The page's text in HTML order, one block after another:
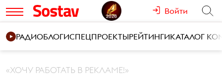
Войти
РАДИОБЛОГИСПЕЦПРОЕКТЫРЕЙТИНГИКАТАЛОГ
«ХОЧУ РАБОТАТЬ В РЕКЛАМЕ!»